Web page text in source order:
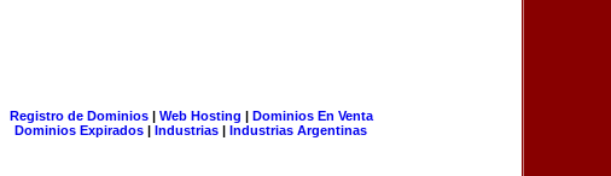
Registro de Dominios| Web Hosting | Dominios En Venta
Dominios Expirados | Industrias | Industrias Argentinas